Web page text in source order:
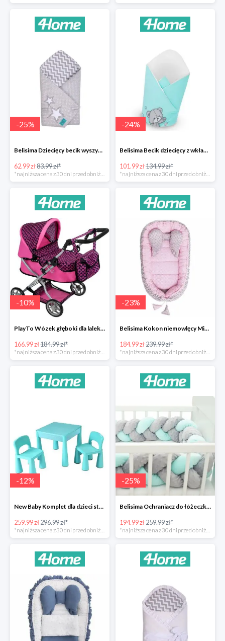
-25%
Belisima Dziecięcy becik wyszywany Gwiazdka -25%
62.99 zł83.99 zł*
-24%
Belisima Becik dziecięcy z wkładem kokosowym Teddy Bear -24%
101.99 zł134.99 zł*
-10%
PlayTo Wózek głęboki dla lalek Viola -10%
166.99 zł184.99 zł*
-23%
Belisima Kokon niemowlęcy Minky Sweet Baby -23%
184.99 zł239.99 zł*
-12%
New Baby Komplet dla dzieci stolik i krzesełka -12%
259.99 zł296.99 zł*
*najniższa cena z 30 dni przed obniżką
-25%
Belisima Ochraniacz do łóżeczka Warkocz -25%
194.99 zł259.99 zł*
*najniższa cena z 30 dni przed obniżką